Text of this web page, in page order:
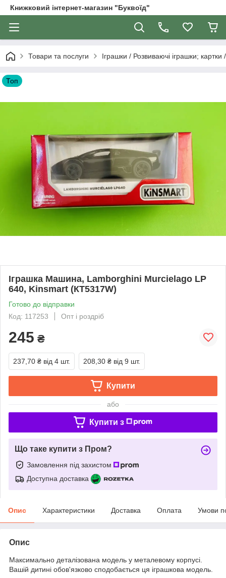
Книжковий інтернет-магазин "Буквоїд"
Товари та послуги Іграшки / Розвиваючі іграшки;
Топ
Іграшка Машина, Lamborghini Murcielago LP
640, Kinsmart (КТ5317W)
Готово до відправки
Код: 117253
Опт і роздріб
245 ₴
237,70 ₴ від 4 шт. 208,30 ₴ від 9 шт.
Купити
або
Купити з
Що таке купити з Пром?
Замовлення під захистом
Доступна доставка
Опис Характеристики Доставка Оплата Умови
Опис
Максимально деталізована модель у металевому корпусі.
Вашій дитині обов'язково сподобається ця іграшкова модель.